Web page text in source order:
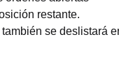
restante.
se deslistará